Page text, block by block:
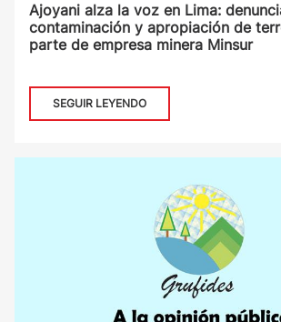
Ajoyani alza la voz en Lima:
contaminación y apropiación de
parte de empresa minera Minsur
SEGUIR LEYENDO